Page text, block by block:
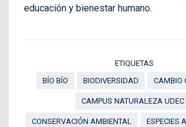
educación y bienestar humano.
ETIQUETAS
BÍO BÍO
BIODIVERSIDAD CAMBIO
CAMPUS NATURALEZA UDEC
CONSERVACIÓN AMBIENTAL ESPECIES